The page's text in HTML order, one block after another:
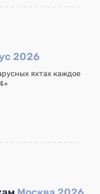
2026
яхтах каждое